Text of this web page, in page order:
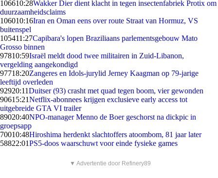
106610:28Wakker Dier dient klacht in tegen insectenfabriek Protix om
duurzaamheidsclaims
106010:16Iran en Oman eens over route Straat van Hormuz, VS
buitenspel
105411:27Capibara's lopen Braziliaans parlementsgebouw Mato
Grosso binnen
97810:59Israël meldt dood twee militairen in Zuid-Libanon,
vergelding aangekondigd
97718:20Zangeres en Idols-jurylid Jerney Kaagman op 79-jarige
leeftijd overleden
92920:11Duitser (93) crasht met quad tegen boom, vier gewonden
90615:21Netflix-abonnees krijgen exclusieve early access tot
uitgebreide GTA VI trailer
89020:40NPO-manager Menno de Boer geschorst na dickpic in
groepsapp
70010:48Hiroshima herdenkt slachtoffers atoombom, 81 jaar later
58822:01PS5-doos waarschuwt voor einde fysieke games
▼ Advertentie door Refinery89